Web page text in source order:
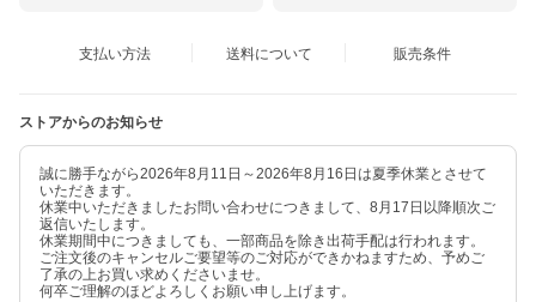
支払い方法 送料について 販売条件
ストアからのお知らせ
誠に勝手ながら2026年8月11日～2026年8月16日は夏季休業とさせて
いただきます。
休業中いただきましたお問い合わせにつきまして、8月17日以降順次ご
返信いたします。
休業期間中につきましても、一部商品を除き出荷手配は行われます。
ご注文後のキャンセルご要望等のご対応ができかねますため、予めご
了承の上お買い求めくださいませ。
何卒ご理解のほどよろしくお願い申し上げます。